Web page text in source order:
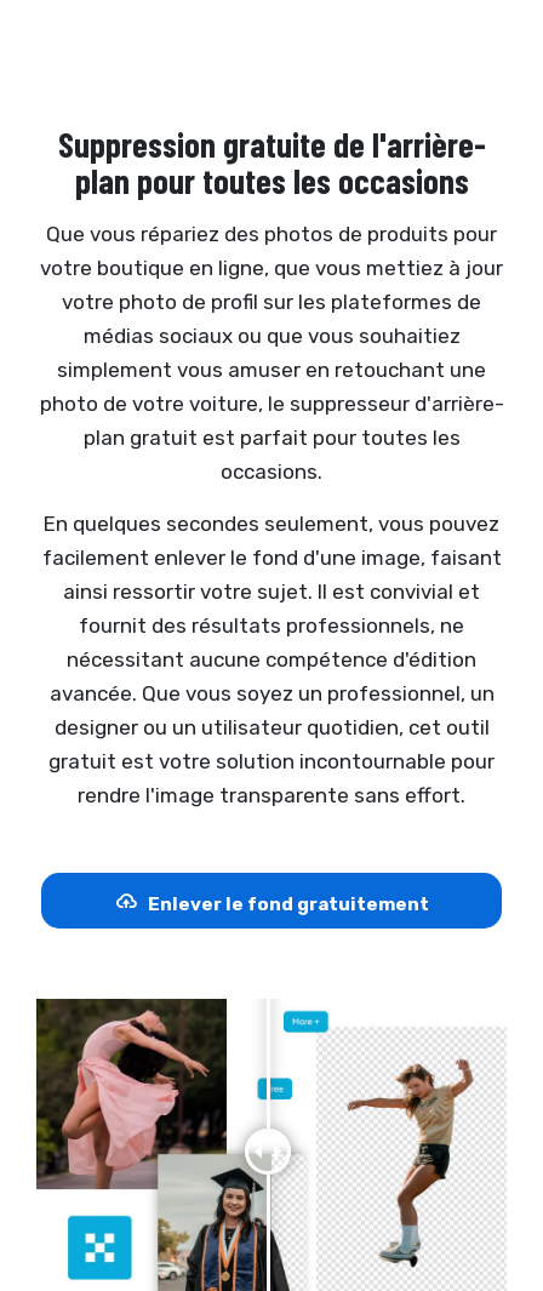
Suppression gratuite de l'arrière-
plan pour toutes les occasions
Que vous répariez des photos de produits pour
votre boutique en ligne, que vous mettiez à jour
votre photo de profil sur les plateformes de
médias sociaux ou que vous souhaitiez
simplement vous amuser en retouchant une
photo de votre voiture, le suppresseur d'arrière-
plan gratuit est parfait pour toutes les
occasions.
En quelques secondes seulement, vous pouvez
facilement enlever le fond d'une image, faisant
ainsi ressortir votre sujet. Il est convivial et
fournit des résultats professionnels, ne
nécessitant aucune compétence d'édition
avancée. Que vous soyez un professionnel, un
designer ou un utilisateur quotidien, cet outil
gratuit est votre solution incontournable pour
rendre l'image transparente sans effort.
Enlever le fond gratuitement